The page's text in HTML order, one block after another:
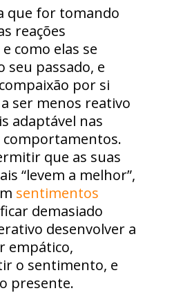
que for tomando
reações
como elas se
seu passado, e
por si
ser menos reativo
adaptável nas
comportamentos.
que as suas
“levem a melhor”,
sentimentos
demasiado
desenvolver a
empático,
o sentimento, e
presente.